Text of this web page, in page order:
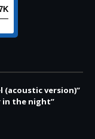
(acoustic version)”
in the night”